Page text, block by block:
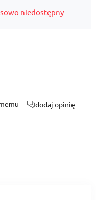
niedostępny
dodaj opinię